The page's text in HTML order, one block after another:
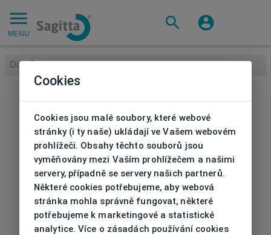
MENU
Domů
Cookies
Cookies jsou malé soubory, které webové
stránky (i ty naše) ukládají ve Vašem webovém
prohlížeči. Obsahy těchto souborů jsou
vyměňovány mezi Vaším prohlížečem a našimi
servery, případně se servery našich partnerů.
Některé cookies potřebujeme, aby webová
stránka mohla správně fungovat, některé
potřebujeme k marketingové a statistické
analytice. Více o zásadách používání cookies